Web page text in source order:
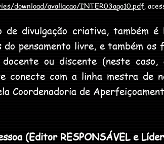
download/avaliacao/INTER03ago10.pdf,
divulgação criativa, também é
pensamento livre, e também os
ou discente (neste caso,
conecte com a linha mestra de
Coordenadoria de
(Editor RESPONSÁVEL e